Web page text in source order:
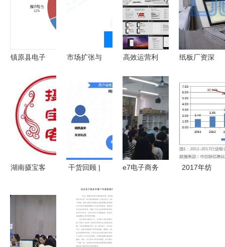
镇原县电子
分析第12期
市场扩张与
天猫成立南
公司的产业
逻辑分析
高效运营利
商务模板套
件下载指南
（含
8.46MB电
商app应用
PPT模板）
纸板厂资深
弄明白这七
大改变，将
让生意更好
做
湖南摄宝客
营管理 解
干货回顾 |
商新增量
激烈竞争下
的破局之路
e7电子商务
2017年纺